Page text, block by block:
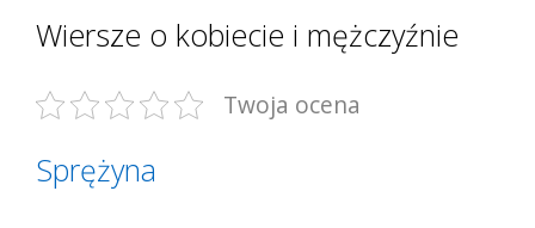
Wiersze o kobiecie i mężczyźnie
Twoja ocena
Sprężyna